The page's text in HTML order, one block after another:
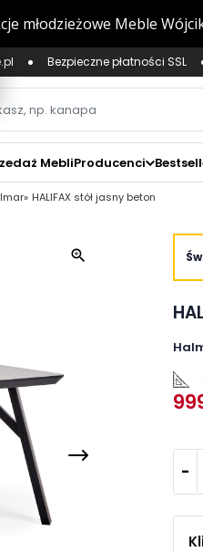
Bezpieczne płatności SSL
MebliProducenci
HALIFAX stół jasny beton
zoom_in
-